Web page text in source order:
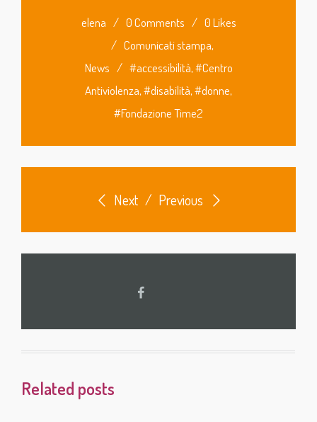
elena / 0 Comments / 0 Likes
/ Comunicati stampa,
News / #accessibilità,#Centro
Antiviolenza,#disabilità,#donne,
#Fondazione Time2
Next / Previous
Related posts